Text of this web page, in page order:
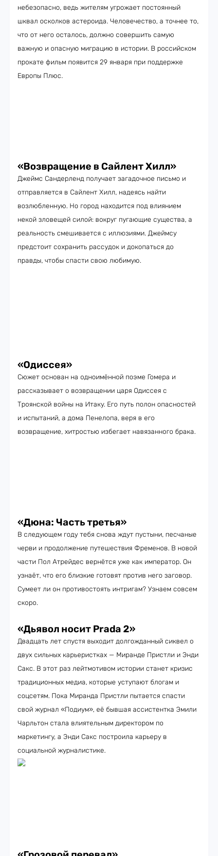
небезопасно, ведь жителям угрожает постоянный
шквал осколков астероида. Человечество, а точнее то,
что от него осталось, должно совершить самую
важную и опасную миграцию в истории. В российском
прокате фильм появится 29 января при поддержке
Европы Плюс.
«Возвращение в Сайлент Хилл»
Джеймс Сандерленд получает загадочное письмо и
отправляется в Сайлент Хилл, надеясь найти
возлюбленную. Но город находится под влиянием
некой зловещей силой: вокруг пугающие существа, а
реальность смешивается с иллюзиями. Джеймсу
предстоит сохранить рассудок и докопаться до
правды, чтобы спасти свою любимую.
«Одиссея»
Сюжет основан на одноимённой поэме Гомера и
рассказывает о возвращении царя Одиссея с
Троянской войны на Итаку. Его путь полон опасностей
и испытаний, а дома Пенелопа, веря в его
возвращение, хитростью избегает навязанного брака.
«Дюна: Часть третья»
В следующем году тебя снова ждут пустыни, песчаные
черви и продолжение путешествия Фременов. В новой
части Пол Атрейдес вернётся уже как император. Он
узнаёт, что его близкие готовят против него заговор.
Сумеет ли он противостоять интригам? Узнаем совсем
скоро.
«Дьявол носит Prada 2»
Двадцать лет спустя выходит долгожданный сиквел о
двух сильных карьеристках — Миранде Пристли и Энди
Сакс. В этот раз лейтмотивом истории станет кризис
традиционных медиа, которые уступают блогам и
соцсетям. Пока Миранда Пристли пытается спасти
свой журнал «Подиум», её бывшая ассистентка Эмили
Чарльтон стала влиятельным директором по
маркетингу, а Энди Сакс построила карьеру в
социальной журналистике.